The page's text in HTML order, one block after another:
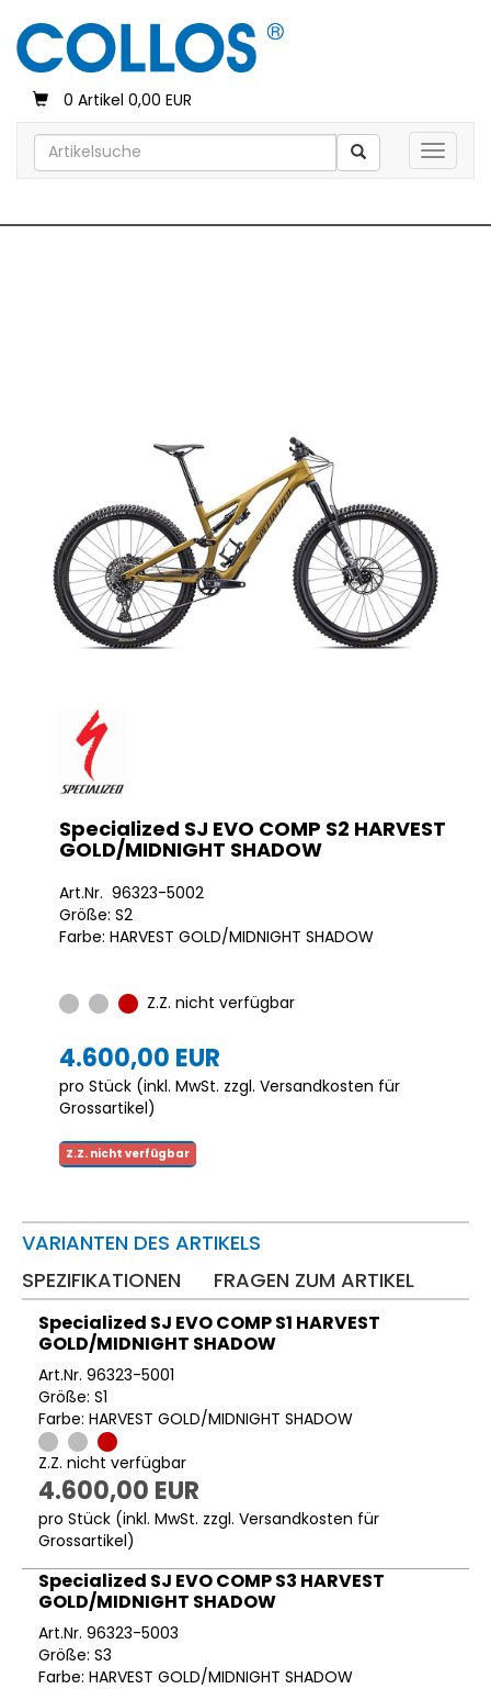
0 Artikel 0,00 EUR
Toggle
Specialized SJ EVO COMP S2 HARVEST
GOLD/MIDNIGHT SHADOW
Art.Nr. 96323-5002
Größe: S2
Farbe: HARVEST GOLD/MIDNIGHT SHADOW
Z.Z. nicht verfügbar
4.600,00 EUR
pro Stück (inkl. MwSt. zzgl. Versandkosten für
Grossartikel)
Z.Z. nicht verfügbar
VARIANTEN DES ARTIKELS
SPEZIFIKATIONEN
FRAGEN ZUM ARTIKEL
Specialized SJ EVO COMP S1 HARVEST
GOLD/MIDNIGHT SHADOW
Art.Nr. 96323-5001
Größe: S1
Farbe: HARVEST GOLD/MIDNIGHT SHADOW
Z.Z. nicht verfügbar
4.600,00 EUR
pro Stück (inkl. MwSt. zzgl. Versandkosten für
Grossartikel)
Specialized SJ EVO COMP S3 HARVEST
GOLD/MIDNIGHT SHADOW
Art.Nr. 96323-5003
Größe: S3
Farbe: HARVEST GOLD/MIDNIGHT SHADOW